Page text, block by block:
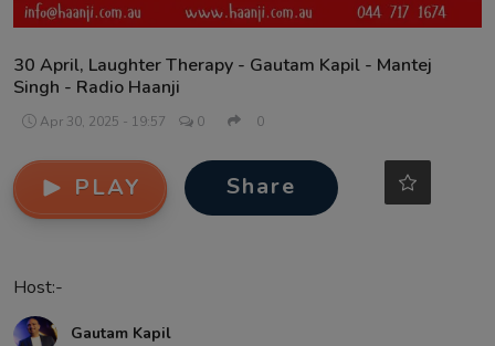
30 April, Laughter Therapy - Gautam Kapil - Mantej
Singh - Radio Haanji
Apr 30, 2025 - 19:57 0 0
PLAY Share
Host:-
Gautam Kapil